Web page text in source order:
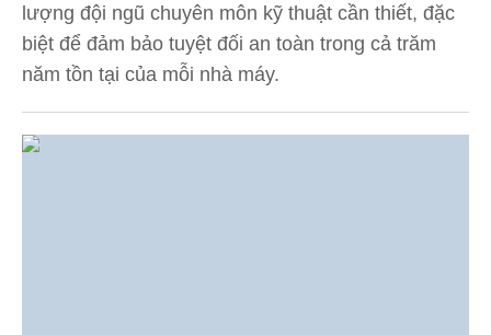
lượng đội ngũ chuyên môn kỹ thuật cần thiết, đặc
biệt để đảm bảo tuyệt đối an toàn trong cả trăm
năm tồn tại của mỗi nhà máy.